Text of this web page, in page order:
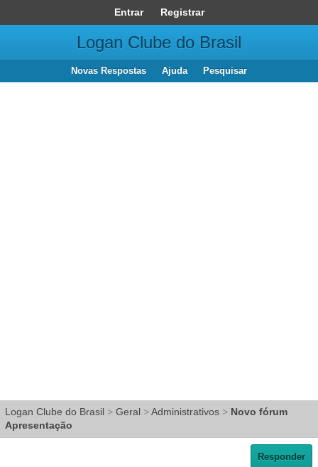
Entrar Registrar
Logan Clube do Brasil
Novas Respostas Ajuda Pesquisar
Logan Clube do Brasil > Geral >Administrativos > Novo fórum
Apresentação
Responder